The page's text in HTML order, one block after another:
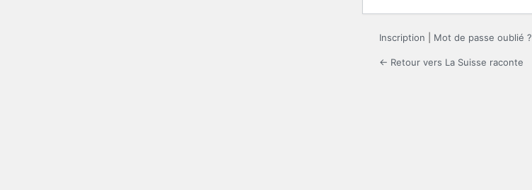
Inscription Mot de passe oublié ?
← Retour vers La Suisse raconte